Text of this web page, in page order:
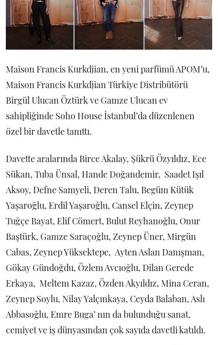
Maison Francis Kurkdjian, en yeni parfümü APOM’u,
Maison Francis Kurkdjian Türkiye Distribütörü
Birgül Ulucan Öztürk ve Gamze Ulucan ev
sahipliğinde Soho House İstanbul’da düzenlenen
özel bir davetle tanıttı.
Davette aralarında Birce Akalay, Şükrü Özyıldız, Ece
Sükan, Tuba Ünsal, Hande Doğandemir, Saadet Işıl
Aksoy, Defne Samyeli, Deren Talu, Begüm Kütük
Yaşaroğlu, Erdil Yaşaroğlu, Cansel Elçin, Zeynep
Tuğçe Bayat, Elif Cömert, Bulut Reyhanoğlu, Onur
Baştürk, Gamze Saraçoğlu, Zeynep Üner, Mirgün
Cabas, Zeynep Yüksektepe, Ayten Aslan Danışman,
Gökay Gündoğdu, Özlem Avcıoğlu, Dilan Gerede
Erkaya, Meltem Kazaz, Özden Akyıldız, Mina Ceran,
Zeynep Soylu, Nilay Yalçınkaya, Ceyda Balaban, Aslı
Abbasoğlu, Emre Buga’ nın da bulunduğu sanat,
cemiyet ve iş dünyasından çok sayıda davetli katıldı.